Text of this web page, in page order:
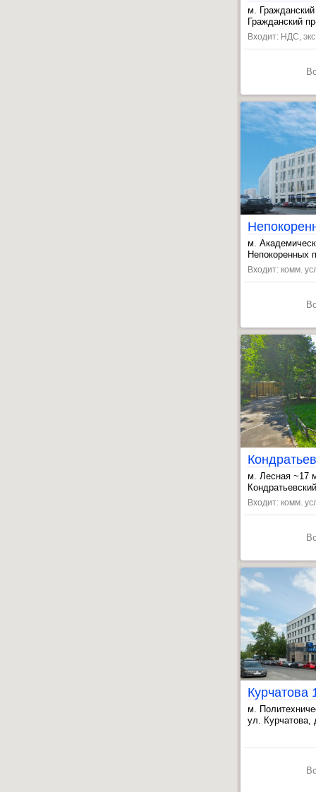
м.
,
,
Гражданский
Входит: НДС,
м.
, Мужества пл.
,
Непокоренных
Входит: комм.
м. Лесная ~17
, Выборгская
Входит: комм.
Курчатова
м.
, Мужества пл.
ул. Курчатова,